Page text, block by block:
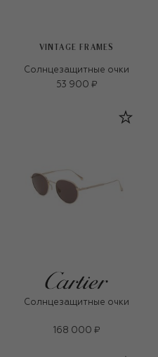
VINTAGE FRAMES
Солнцезащитные очки
53 900 ₽
Солнцезащитные очки
168 000 ₽